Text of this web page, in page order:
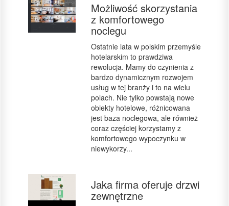
Możliwość skorzystania
z komfortowego
noclegu
Ostatnie lata w polskim przemyśle
hotelarskim to prawdziwa
rewolucja. Mamy do czynienia z
bardzo dynamicznym rozwojem
usług w tej branży i to na wielu
polach. Nie tylko powstają nowe
obiekty hotelowe, różnicowana
jest baza noclegowa, ale również
coraz częściej korzystamy z
komfortowego wypoczynku w
niewykorzy...
Jaka firma oferuje drzwi
zewnętrzne